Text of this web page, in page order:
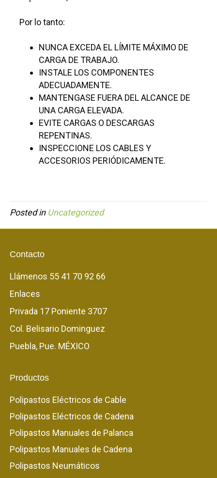
Por lo tanto:
NUNCA EXCEDA EL LÍMITE MÁXIMO DE
CARGA DE TRABAJO.
INSTALE LOS COMPONENTES
ADECUADAMENTE.
MANTENGASE FUERA DEL ALCANCE DE
UNA CARGA ELEVADA.
EVITE CARGAS O DESCARGAS
REPENTINAS.
INSPECCIONE LOS CABLES Y
ACCESORIOS PERIÓDICAMENTE.
Posted in Uncategorized
Contacto
Llámenos 55 41 70 92 66
Enlaces
Privada 17 Poniente 3707
Col. Belisario Dominguez
Puebla, Pue. MÉXICO
Productos
Polipastos Eléctricos de Cable
Polipastos Eléctricos de Cadena
Polipastos Manuales de Palanca
Polipastos Manuales de Cadena
Polipastos Neumáticos